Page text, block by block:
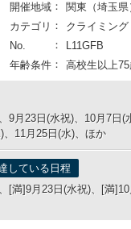
開催地域
関東（埼玉県
カテゴリ
クライミング
No.
L11GFB
年齢条件
高校生以上
9月23日(水祝)、10月7日(
、11月25日(水)、ほか
している日程
[満]9月23日(水祝)、[満]10